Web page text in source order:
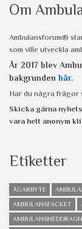
Om
Ambulansforum®
som ville utveckla
År 2017 blev
bakgrunden här.
Har du några frågor
Skicka gärna
vara helt anonym
Etiketter
ÄGARBYTE
AMBULANSFACKET